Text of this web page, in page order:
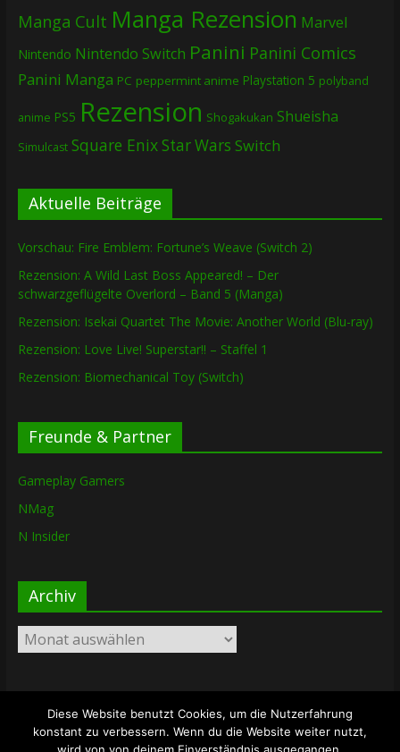
Manga Cult Manga Rezension Marvel
Nintendo Nintendo Switch Panini Panini Comics
Panini Manga PC peppermint anime Playstation 5 polyband
anime PS5 Rezension Shogakukan Shueisha
Simulcast Square EnixStar Wars Switch
Aktuelle Beiträge
Vorschau: Fire Emblem: Fortune’s Weave (Switch 2)
Rezension: A Wild Last Boss Appeared! – Der
schwarzgeflügelte Overlord – Band 5 (Manga)
Rezension: Isekai Quartet The Movie: Another World (Blu-ray)
Rezension: Love Live! Superstar!! – Staffel 1
Rezension: Biomechanical Toy (Switch)
Freunde & Partner
Gameplay Gamers
NMag
N Insider
Archiv
Archiv
Copyright © 2026The Lost Dungeon. Alle Rechte vorbehalten.
Theme: ColorMag vonThemeGrill. Bereitgestellt von
Diese Website benutzt Cookies, um die Nutzerfahrung
konstant zu verbessern. Wenn du die Website weiter nutzt,